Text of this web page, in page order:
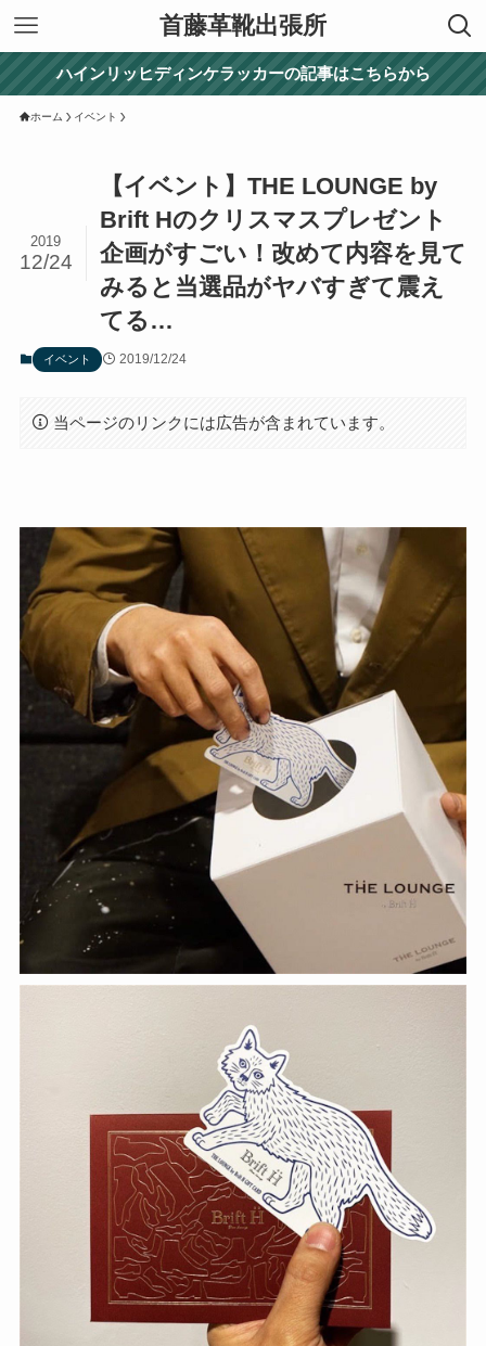
首藤革靴出張所
ハインリッヒディンケラッカーの記事はこちらから
ホーム イベント
【イベント】THE LOUNGE by
Brift Hのクリスマスプレゼント
企画がすごい！改めて内容を見て
みると当選品がヤバすぎて震え
てる…
2019
12/24
イベント 2019/12/24
当ページのリンクには広告が含まれています。